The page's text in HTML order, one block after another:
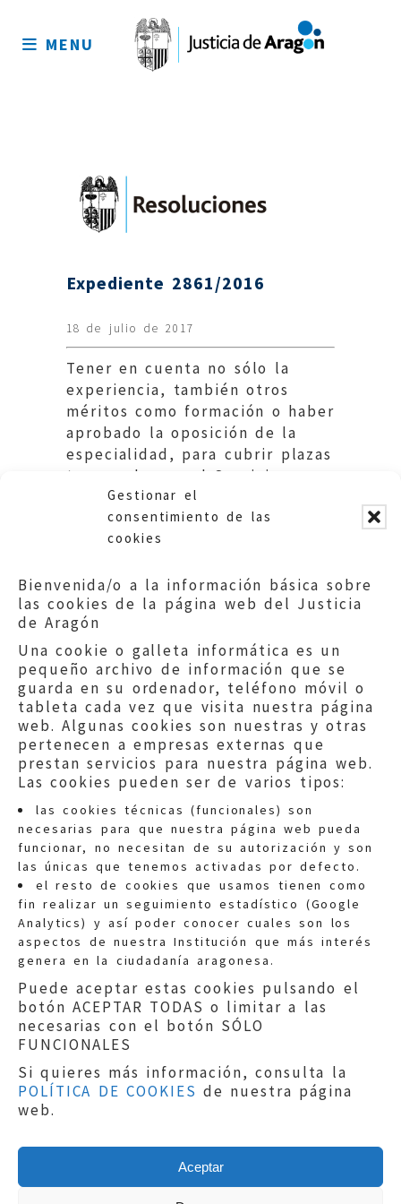
Gestionar el
consentimiento de las
cookies
Bienvenida/o a la información básica sobre
las cookies de la página web del Justicia
de Aragón
Una cookie o galleta informática es un
pequeño archivo de información que se
guarda en su ordenador, teléfono móvil o
tableta cada vez que visita nuestra página
web. Algunas cookies son nuestras y otras
pertenecen a empresas externas que
prestan servicios para nuestra página web.
Las cookies pueden ser de varios tipos:
las cookies técnicas (funcionales) son
necesarias para que nuestra página web pueda
funcionar, no necesitan de su autorización y son
las únicas que tenemos activadas por defecto.
el resto de cookies que usamos tienen como
fin realizar un seguimiento estadístico (Google
Analytics) y así poder conocer cuales son los
aspectos de nuestra Institución que más interés
genera en la ciudadanía aragonesa.
Puede aceptar estas cookies pulsando el
botón ACEPTAR TODAS o limitar a las
necesarias con el botón SÓLO
FUNCIONALES
Si quieres más información, consulta la
POLÍTICA DE COOKIES de nuestra página
web.
Aceptar
sitio
MENU
Expediente 2861/2016
18 de julio de 2017
Tener en cuenta no sólo la
experiencia, también otros
méritos como formación o haber
aprobado la oposición de la
especialidad, para cubrir plazas
temporales en el Servicio
Aragonés de Salud. DGA.
Quejas:quejas@eljusticiadearagon.es
Información general:
informacion@eljusticiadearagon.es
Teléfonos:900 210 210/
Aviso legal|Política de privacidad|
Protección de Datos
Política de cookies
Copyright © 2019El Justicia de Aragón|